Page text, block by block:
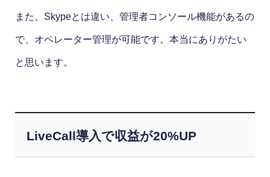
また、Skypeとは違い、管理者コンソール機能があるの
で、オペレーター管理が可能です。本当にありがたい
と思います。
LiveCall導入で収益が20%UP